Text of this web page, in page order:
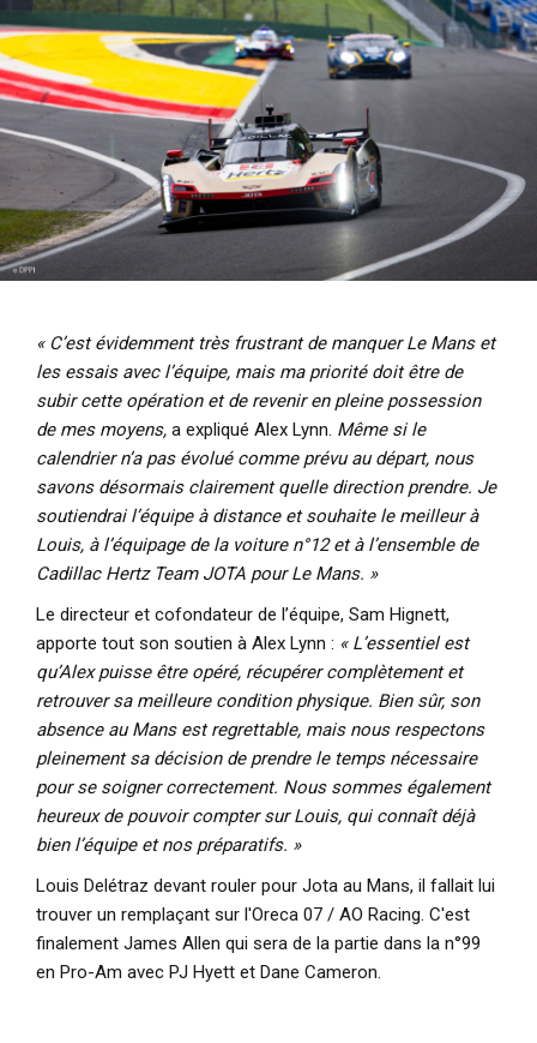
« C’est évidemment très frustrant de manquer Le Mans et
les essais avec l’équipe, mais ma priorité doit être de
subir cette opération et de revenir en pleine possession
de mes moyens, a expliqué Alex Lynn. Même si le
calendrier n’a pas évolué comme prévu au départ, nous
savons désormais clairement quelle direction prendre. Je
soutiendrai l’équipe à distance et souhaite le meilleur à
Louis, à l’équipage de la voiture n°12 et à l’ensemble de
Cadillac Hertz Team JOTA pour Le Mans. »
Le directeur et cofondateur de l’équipe, Sam Hignett,
apporte tout son soutien à Alex Lynn : « L’essentiel est
qu’Alex puisse être opéré, récupérer complètement et
retrouver sa meilleure condition physique. Bien sûr, son
absence au Mans est regrettable, mais nous respectons
pleinement sa décision de prendre le temps nécessaire
pour se soigner correctement. Nous sommes également
heureux de pouvoir compter sur Louis, qui connaît déjà
bien l’équipe et nos préparatifs. »
Louis Delétraz devant rouler pour Jota au Mans, il fallait lui
trouver un remplaçant sur l'Oreca 07 / AO Racing. C'est
finalement James Allen qui sera de la partie dans la n°99
en Pro-Am avec PJ Hyett et Dane Cameron.